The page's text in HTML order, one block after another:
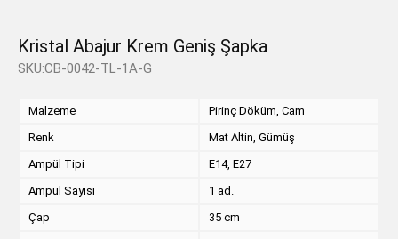
Kristal Abajur Krem Geniş Şapka
SKU:CB-0042-TL-1A-G
Malzeme
Pirinç Döküm, Cam
Renk
Mat Altin, Gümüş
Ampül Tipi
E14, E27
Ampül Sayısı
1 ad.
Çap
35 cm